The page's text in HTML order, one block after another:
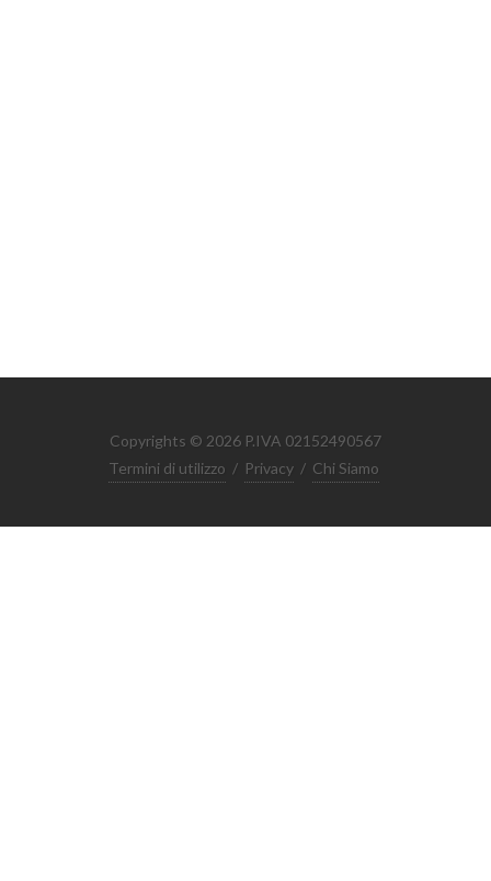
Copyrights © 2026 P.IVA 02152490567
Termini di utilizzo / Privacy / Chi Siamo